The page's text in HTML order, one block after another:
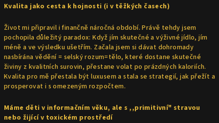
Kvalita jako cesta k hojnosti (i v těžkých časech)
Život mi připravil i finančně náročná období. Právě tehdy jsem
pochopila důležitý paradox: Když jím skutečné a výživné jídlo, jím
méně a ve výsledku ušetřím. Začala jsem si dávat dohromady
nasbírána vědění = selský rozum=tělo, které dostane skutečné
živiny z kvalitních surovin, přestane volat po prázdných kaloriích.
Kvalita pro mě přestala být luxusem a stala se strategií, jak přežít a
prosperovat i s omezeným rozpočtem.
Máme děti v informačním věku, ale s ,,primitivní" stravou
nebo žijící v toxickém prostředí